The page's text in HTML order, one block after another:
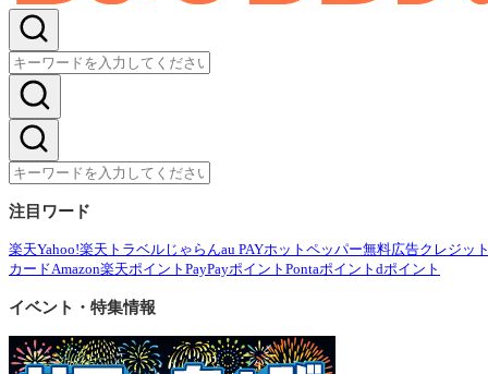
注目ワード
楽天Yahoo!楽天トラベル じゃらんau PAYホットペッパー無料広告クレジッ
カードAmazon楽天ポイント PayPayポイント Pontaポイント dポイント
イベント・特集情報